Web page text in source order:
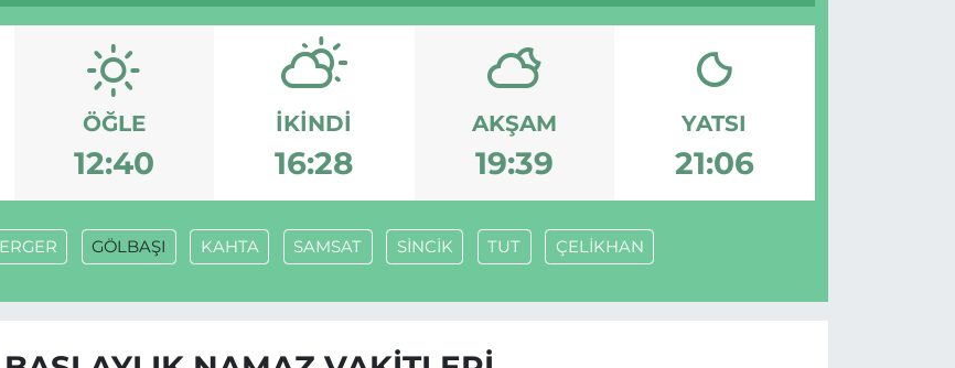
ÖĞLE
12:40
İKINDI
16:28
AKŞAM
19:39
YATSI
21:06
GÖLBAŞI KAHTA SAMSAT SİNCİK TUT ÇELİKHAN